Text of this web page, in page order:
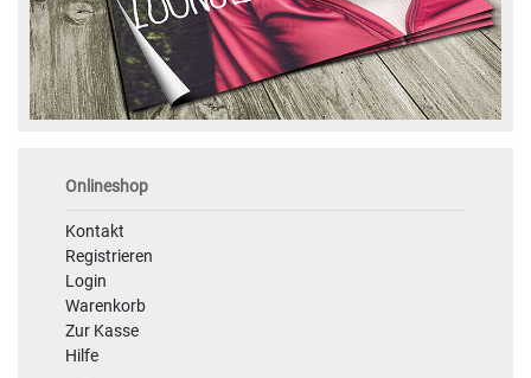
Onlineshop
Kontakt
Registrieren
Login
Warenkorb
Zur Kasse
Hilfe